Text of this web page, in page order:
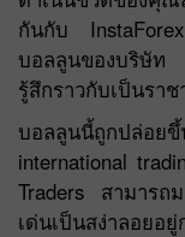
กันกับ
บอลลูนของบริษัท
รู้สึกราวกับเป็นรา
บอลลูนนี้ถูกปล่อ
international
Traders สามารถ
เด่นเป็นสง่าลอยอ